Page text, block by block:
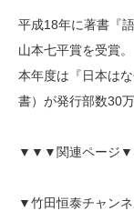
平成18年に著書『
山本七平賞を受賞。
本年度は『日本は
書）が発行部数30万
▼▼▼関連ページ
▼竹田恒泰チャンネ